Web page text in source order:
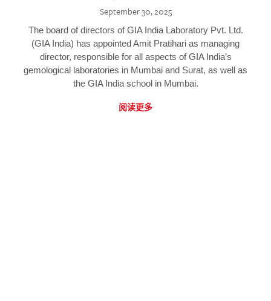
September 30, 2025
The board of directors of GIA India Laboratory Pvt. Ltd.
(GIA India) has appointed Amit Pratihari as managing
director, responsible for all aspects of GIA India’s
gemological laboratories in Mumbai and Surat, as well as
the GIA India school in Mumbai.
阅读更多